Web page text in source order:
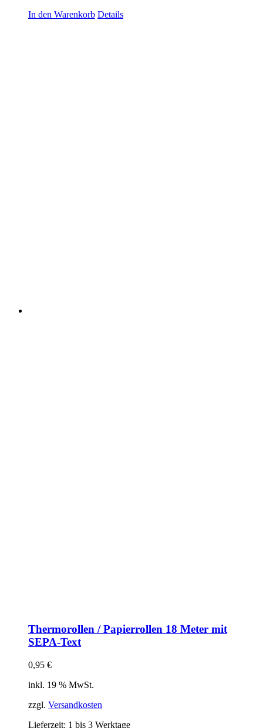
In den Warenkorb Details
Thermorollen / Papierrollen 18 Meter mit
SEPA-Text
0,95 €
inkl. 19 % MwSt.
zzgl. Versandkosten
Lieferzeit: 1 bis 3 Werktage